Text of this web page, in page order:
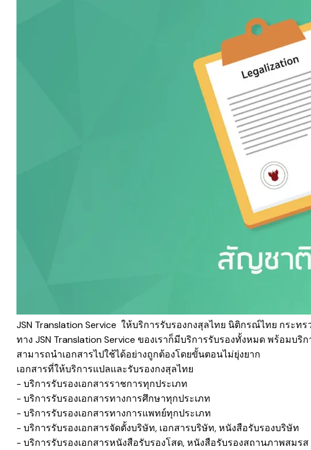
JSN Translation Service ให้บริการรับรองกงสุลไทย นิติกรณ์ไทย กระท
ทาง JSN Translation Service ของเราก็มีบริการรับรองทั้งหมด พร้อมบ
สามารถนำเอกสารไปใช้ได้อย่างถูกต้องโดยขั้นตอนไม่ยุ่งยาก
เอกสารที่ให้บริการแปลและรับรองกงสุลไทย
​- บริการรับรองเอกสารราชการทุกประเภท
​- บริการรับรองเอกสารทางการศึกษาทุกประเภท
​- บริการรับรองเอกสารทางการแพทย์ทุกประเภท
- บริการรับรองเอกสารจัดตั้งบริษัท, เอกสารบริษัท, หนังสือรับรองบริษัท
​- บริการรับรองเอกสารหนังสือรับรองโสด, หนังสือรับรองสถานภาพสมรส